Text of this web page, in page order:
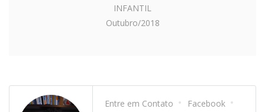
INFANTIL
Outubro/2018
Entre em Contato
Facebook